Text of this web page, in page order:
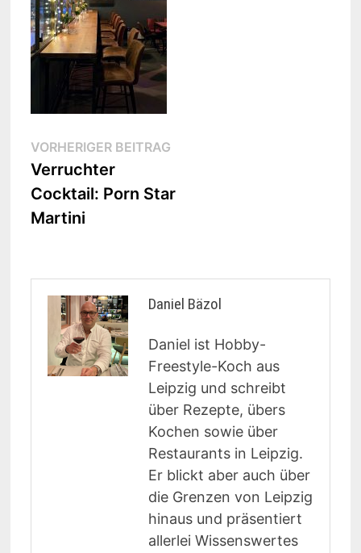
Beitragsnavigation
VORHERIGER BEITRAGVorheriger
Verruchter
Cocktail: Porn Star
Martini
Daniel Bäzol
Daniel ist Hobby-
Freestyle-Koch aus
Leipzig und schreibt
über Rezepte, übers
Kochen sowie über
Restaurants in Leipzig.
Er blickt aber auch über
die Grenzen von Leipzig
hinaus und präsentiert
allerlei Wissenswertes